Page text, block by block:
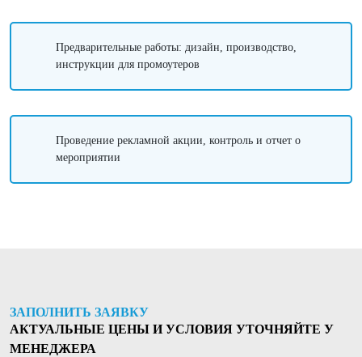
Предварительные работы: дизайн, производство,
инструкции для промоутеров
Проведение рекламной акции, контроль и отчет о
мероприятии
ЗАПОЛНИТЬ ЗАЯВКУ
АКТУАЛЬНЫЕ ЦЕНЫ И УСЛОВИЯ УТОЧНЯЙТЕ У
МЕНЕДЖЕРА